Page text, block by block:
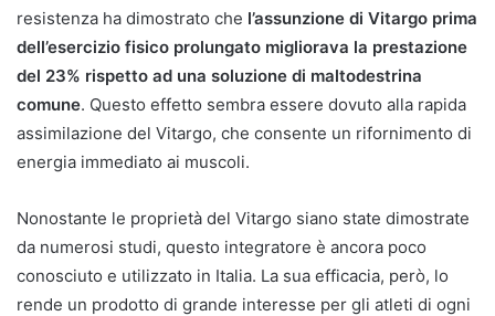
resistenza ha dimostrato che l’assunzione di Vitargo prima
dell’esercizio fisico prolungato migliorava la prestazione
del 23% rispetto ad una soluzione di maltodestrina
comune. Questo effetto sembra essere dovuto alla rapida
assimilazione del Vitargo, che consente un rifornimento di
energia immediato ai muscoli.
Nonostante le proprietà del Vitargo siano state dimostrate
da numerosi studi, questo integratore è ancora poco
conosciuto e utilizzato in Italia. La sua efficacia, però, lo
rende un prodotto di grande interesse per gli atleti di ogni